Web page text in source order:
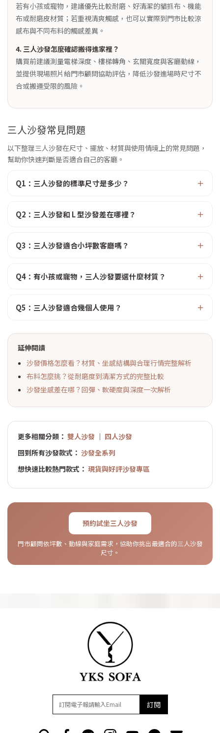
若有小孩或寵物，建議優先比較耐磨、好清潔的貓抓布、機能
布或耐磨皮材質；若重視清爽觸感，也可以實際到門市比較涼
感布與不同布料的觸感差異。
4. 三人沙發怎麼確認搬得進家裡？
購買前建議測量電梯深度、樓梯轉角、玄關寬度與客廳動線，
並提供現場照片給門市顧問協助評估，降低沙發進場時尺寸不
合或搬運受限的風險。
三人沙發常見問題
以下整理三人沙發在尺寸、擺放、材質與使用情境上的常見問題，
幫助你快速判斷是否適合自己的客廳。
Q1：三人沙發的標準尺寸是多少？
Q2：三人沙發和 L 型沙發差在哪裡？
Q3：三人沙發適合小坪數客廳嗎？
Q4：有小孩或寵物，三人沙發要選什麼材質？
Q5：三人沙發適合幾個人使用？
延伸閱讀
沙發價格怎麼看？材質、坐感結構與合理行情完整解析
布料怎麼挑？從耐磨度到清潔方式的完整比較
沙發坐感差在哪？回彈、軟硬度與深度一次解析
更多相關分類： 雙人沙發 ｜ 四人沙發
回到所有沙發款式： 沙發全系列
想快速比較熱門款式： 現貨與好評沙發專區
預約試坐三人沙發
門市顧問依坪數、動線與家庭需求，協助你挑出最適合的三人沙發
尺寸。
訂閱